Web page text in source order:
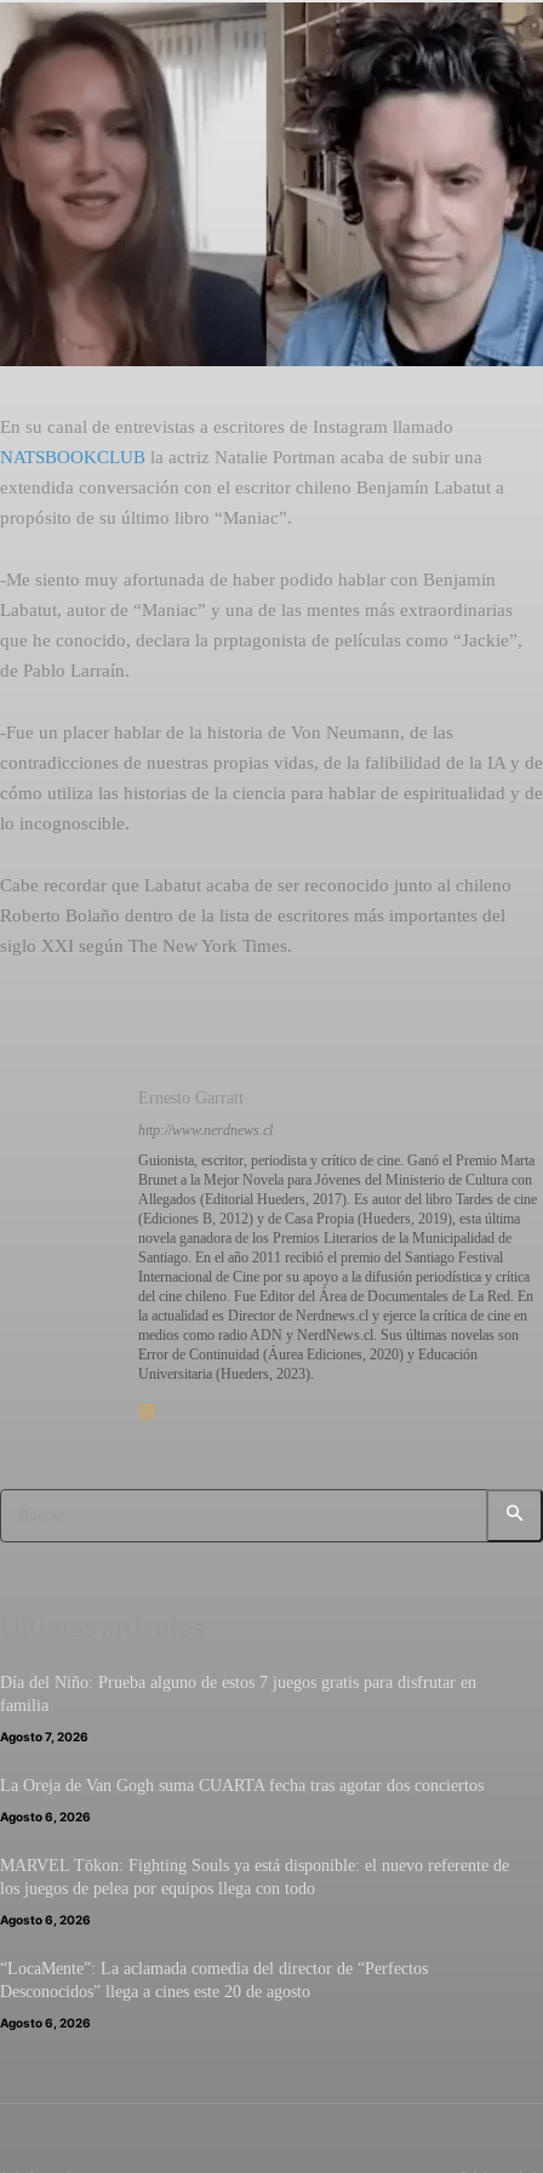
Facebook Twitter Pinterest
En su canal de entrevistas a escritores de Instagram llamado
NATSBOOKCLUB la actriz Natalie Portman acaba de subir una
extendida conversación con el escritor chileno Benjamín Labatut a
propósito de su último libro “Maniac”.
-Me siento muy afortunada de haber podido hablar con Benjamin
Labatut, autor de “Maniac” y una de las mentes más extraordinarias
que he conocido, declara la prptagonista de películas como “Jackie”,
de Pablo Larraín.
-Fue un placer hablar de la historia de Von Neumann, de las
contradicciones de nuestras propias vidas, de la falibilidad de la IA y de
cómo utiliza las historias de la ciencia para hablar de espiritualidad y de
lo incognoscible.
Cabe recordar que Labatut acaba de ser reconocido junto al chileno
Roberto Bolaño dentro de la lista de escritores más importantes del
siglo XXI según The New York Times.
Ernesto Garratt
http://www.nerdnews.cl
Guionista, escritor, periodista y crítico de cine. Ganó el Premio Marta
Brunet a la Mejor Novela para Jóvenes del Ministerio de Cultura con
Allegados (Editorial Hueders, 2017). Es autor del libro Tardes de cine
(Ediciones B, 2012) y de Casa Propia (Hueders, 2019), esta última
novela ganadora de los Premios Literarios de la Municipalidad de
Santiago. En el año 2011 recibió el premio del Santiago Festival
Internacional de Cine por su apoyo a la difusión periodística y crítica
del cine chileno. Fue Editor del Área de Documentales de La Red. En
la actualidad es Director de Nerdnews.cl y ejerce la crítica de cine en
medios como radio ADN y NerdNews.cl. Sus últimas novelas son
Error de Continuidad (Áurea Ediciones, 2020) y Educación
Universitaria (Hueders, 2023).
Día del Niño: Prueba alguno de estos 7 juegos gratis para disfrutar en
familia
Agosto 7, 2026
La Oreja de Van Gogh suma CUARTA fecha tras agotar dos conciertos
Agosto 6, 2026
MARVEL Tōkon: Fighting Souls ya está disponible: el nuevo referente de
los juegos de pelea por equipos llega con todo
Agosto 6, 2026
“LocaMente”: La aclamada comedia del director de “Perfectos
Desconocidos” llega a cines este 20 de agosto
Agosto 6, 2026